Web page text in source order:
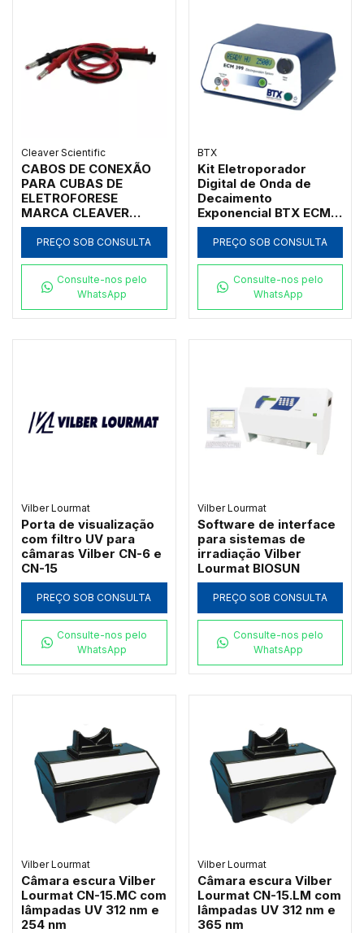
Cleaver Scientific
CABOS DE CONEXÃO
PARA CUBAS DE
ELETROFORESE
MARCA CLEAVER
SCIENTIFIC - CÓDIGO
CSL-CAB
PREÇO SOB CONSULTA
Consulte-nos pelo
WhatsApp
BTX
Kit Eletroporador
Digital de Onda de
Decaimento
Exponencial BTX ECM
399
PREÇO SOB CONSULTA
Consulte-nos pelo
WhatsApp
Vilber Lourmat
Porta de visualização
com filtro UV para
câmaras Vilber CN-6 e
CN-15
PREÇO SOB CONSULTA
Consulte-nos pelo
WhatsApp
Vilber Lourmat
Software de interface
para sistemas de
irradiação Vilber
Lourmat BIOSUN
PREÇO SOB CONSULTA
Consulte-nos pelo
WhatsApp
Vilber Lourmat
Câmara escura Vilber
Lourmat CN-15.MC com
lâmpadas UV 312 nm e
254 nm
Vilber Lourmat
Câmara escura Vilber
Lourmat CN-15.LM com
lâmpadas UV 312 nm e
365 nm